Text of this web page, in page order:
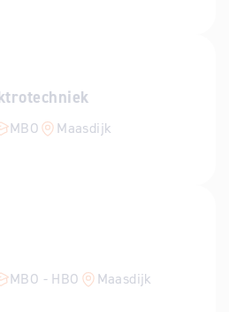
MBO
Maasdijk
MBO - HBO
Maasdijk